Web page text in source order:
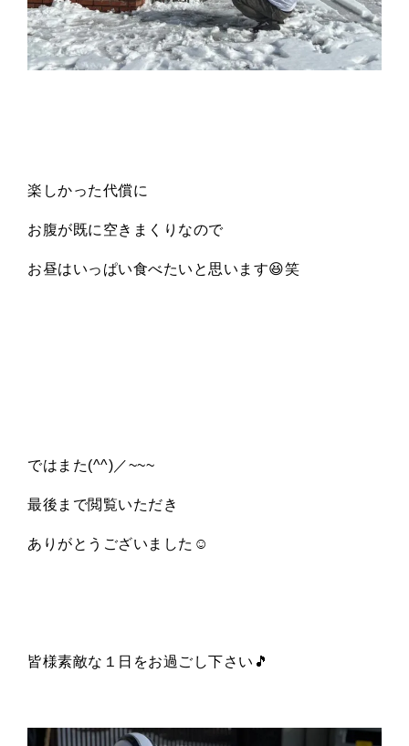
楽しかった代償に
お腹が既に空きまくりなので
お昼はいっぱい食べたいと思います😆笑
ではまた(^^)／~~~
最後まで閲覧いただき
ありがとうございました ☺️
皆様素敵な１日をお過ごし下さい 🎵